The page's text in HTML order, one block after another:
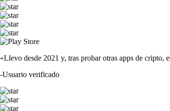
«Llevo desde 2021 y, tras probar otras apps de cripto,
-Usuario verificado